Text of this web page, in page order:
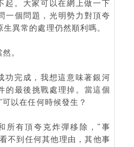
起。大家可以在網上做一下
一個問題，光明勢力對頂夸
異常的處理仍然順利嗎。
。
功完成，我想這意味著銀河
的最後挑戰處理掉。當這個
以在任何時候發生？
所有頂夸克炸彈移除，"事
不到任何其他理由，其他事